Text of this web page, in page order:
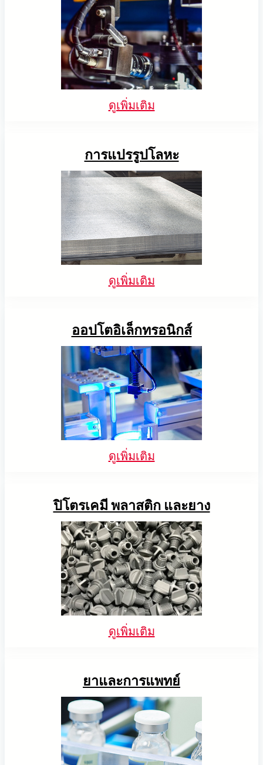
ดูเพิ่มเติม
การแปรรูปโลหะ
ดูเพิ่มเติม
ออปโตอิเล็กทรอนิกส์
ดูเพิ่มเติม
ปิโตรเคมี พลาสติก และยาง
ดูเพิ่มเติม
ยาและการแพทย์